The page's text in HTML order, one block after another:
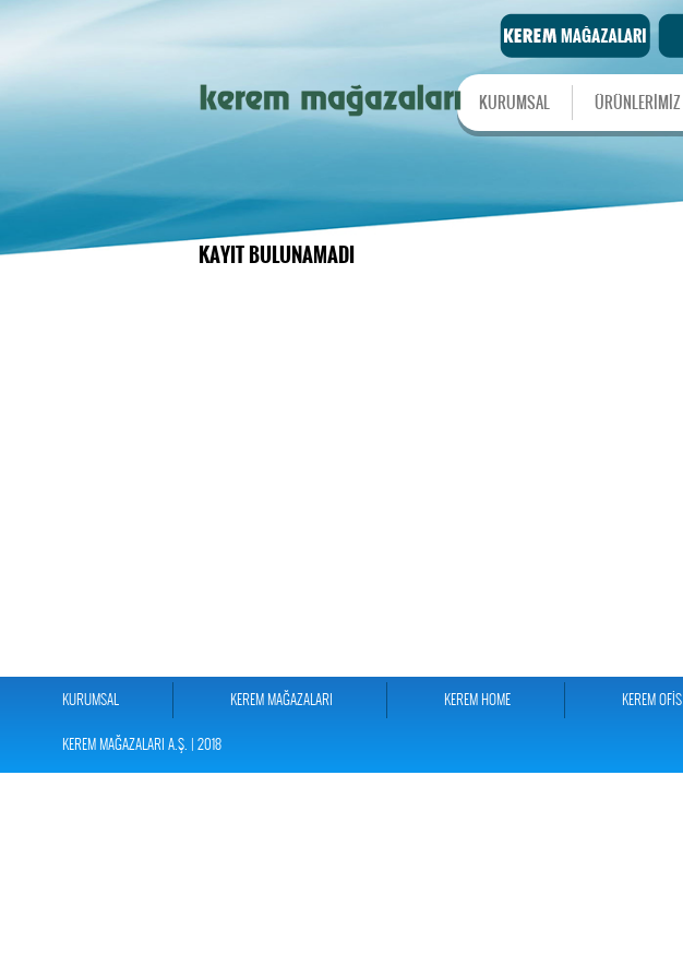
KURUMSAL ÜRÜNLERİMİZ
KAYIT BULUNAMADI
KURUMSAL KEREM MAĞAZALARI KEREM HOME KEREM OFİS
KEREM MAĞAZALARI A.Ş. | 2018